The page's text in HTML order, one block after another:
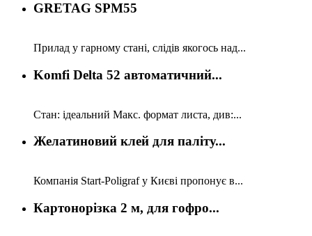
GRETAG SPM55
Прилад у гарному стані, слідів якогось над...
Komfi Delta 52 автоматичний...
Стан: ідеальний Макс. формат листа, див:...
Желатиновий клей для паліту...
Компанія Start-Poligraf у Києві пропонує в...
Картонорізка 2 м, для гофро...